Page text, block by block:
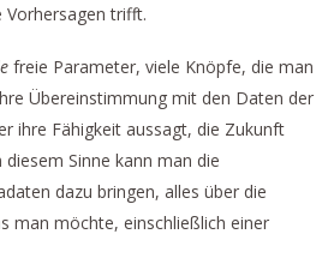
Vorhersagen trifft.
freie Parameter, viele Knöpfe, die man
Übereinstimmung mit den Daten der
ihre Fähigkeit aussagt, die Zukunft
Sinne kann man die
dazu bringen, alles über die
man möchte, einschließlich einer